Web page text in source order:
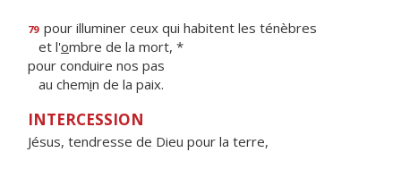
79 pour illuminer ceux qui habitent les ténèbres
et l'ombre de la mort, *
pour conduire nos pas
au chemin de la paix.
INTERCESSION
Jésus, tendresse de Dieu pour la terre,